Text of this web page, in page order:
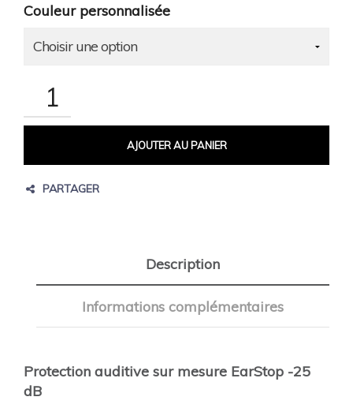
Couleur personnalisée
AJOUTER AU PANIER
Description
Informations complémentaires
Protection auditive sur mesure EarStop -25
dB